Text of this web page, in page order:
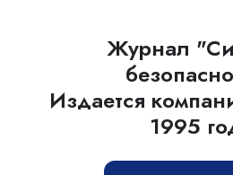
Журнал
Издается
1995